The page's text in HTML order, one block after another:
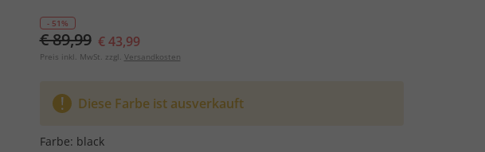
- 51%
€ 89,99 € 43,99
Preis inkl. MwSt. zzgl. Versandkosten
Diese Farbe ist ausverkauft
Farbe: black